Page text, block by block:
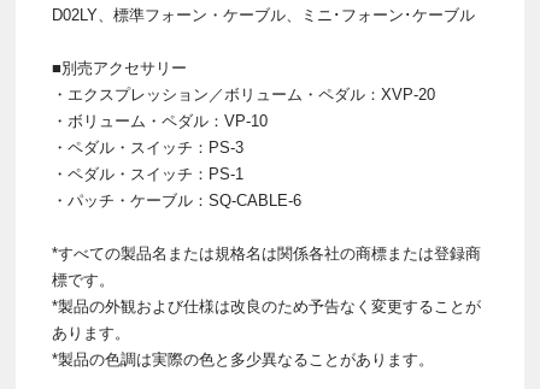
D02LY、標準フォーン・ケーブル、ミニ･フォーン･ケーブル
■別売アクセサリー
・エクスプレッション／ボリューム・ペダル：XVP-20
・ボリューム・ペダル：VP-10
・ペダル・スイッチ：PS-3
・ペダル・スイッチ：PS-1
・パッチ・ケーブル：SQ-CABLE-6
*すべての製品名または規格名は関係各社の商標または登録商
標です。
*製品の外観および仕様は改良のため予告なく変更することが
あります。
*製品の色調は実際の色と多少異なることがあります。